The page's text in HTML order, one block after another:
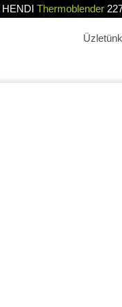
HENDI Thermoblender
Üzletünk